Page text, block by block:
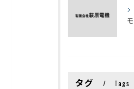
タグ Tags